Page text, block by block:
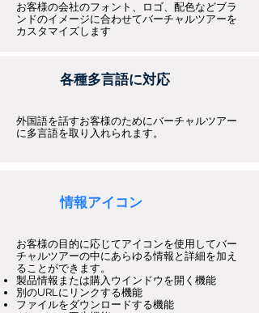
お客様の会社のフォント、ロゴ、配色などブラ
ンドのイメージに合わせてバーチャルツアーを
カスタマイズします
各種多言語に対応
外国語を話すお客様のためにバーチャルツアー
に多言語を取り入れられます。
情報アイコン
お客様の目的に応じてアイコンを使用してバー
チャルツアーの中にあらゆる情報と詳細を加え
ることができます。
製品情報または購入ウインドウを開く機能
別のURLにリンクする機能
ファイルをダウンロードする機能